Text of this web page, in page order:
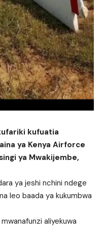
kufuatia
ya Kenya Airforce
ya Mwakijembe,
ya jeshi nchini ndege
leo baada ya kukumbwa
aliyekuwa